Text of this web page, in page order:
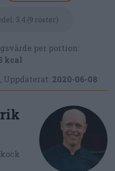
3.4 (9 röster)
per portion:
kcal
, Uppdaterat: 2020-06-08